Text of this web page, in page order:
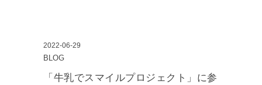
2022-06-29
BLOG
「牛乳でスマイルプロジェクト」に参